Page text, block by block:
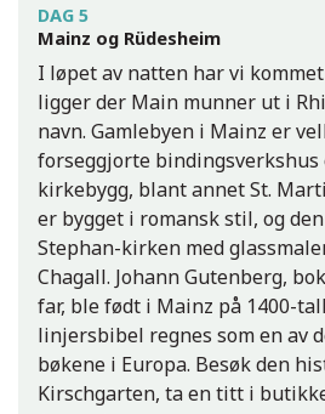
DAG 5
Mainz og Rüdesheim
I løpet av natten har vi
ligger der Main munner ut i
navn. Gamlebyen i Mainz er
forseggjorte
kirkebygg, blant annet St.
er bygget i romansk stil, og
Stephan-kirken med
Chagall. Johann Gutenberg,
far, ble født i Mainz på 1400-
linjersbibel regnes som en av
bøkene i Europa. Besøk den
Kirschgarten, ta en titt i